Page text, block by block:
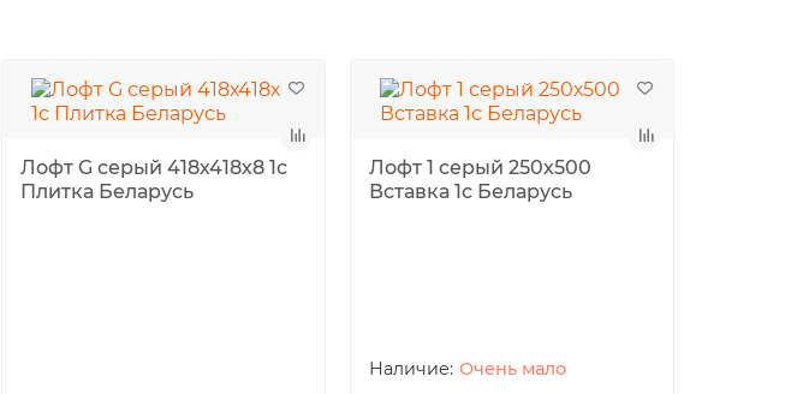
Лофт G серый 418х418х8 1с
Плитка Беларусь
Лофт 1 серый 250х500
Вставка 1с Беларусь
Очень мало